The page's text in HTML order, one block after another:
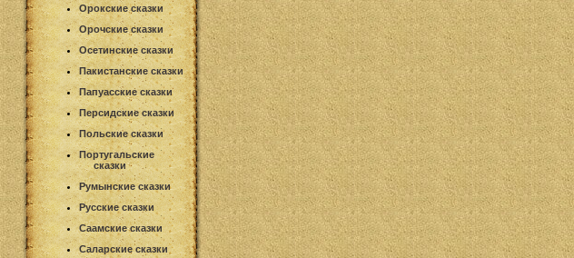
Орокские сказки
Орочские сказки
Осетинские сказки
Пакистанские сказки
Папуасские сказки
Персидские сказки
Польские сказки
Португальские
сказки
Румынские сказки
Русские сказки
Саамские сказки
Саларские сказки